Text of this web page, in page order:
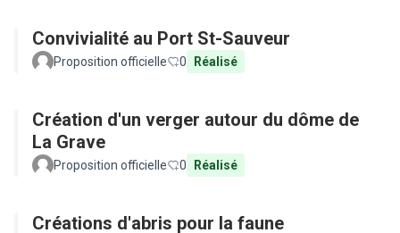
Convivialité au Port St-Sauveur
Proposition officielle 0 Réalisé
Création d'un verger autour du dôme de
La Grave
Proposition officielle 0 Réalisé
Créations d'abris pour la faune